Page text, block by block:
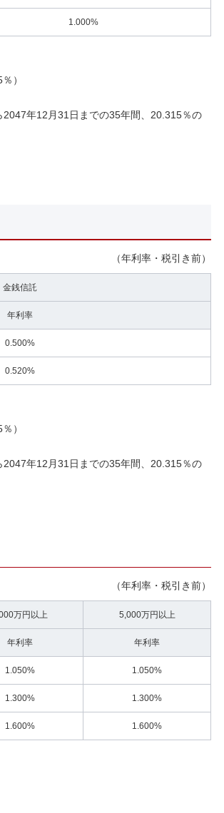
1.000%
）
年12月31日までの35年間、20.315％の
（年利率・税引き前）
金銭信託
年利率
0.500%
0.520%
）
年12月31日までの35年間、20.315％の
（年利率・税引き前）
万円以上 5,000万円以上
年利率 年利率
1.050% 1.050%
1.300% 1.300%
1.600% 1.600%